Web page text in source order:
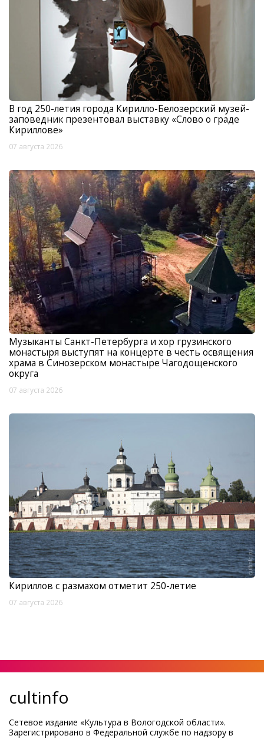
В год 250-летия города Кирилло-Белозерский музей-
заповедник презентовал выставку «Слово о граде
Кириллове»
07 августа 2026
Музыканты Санкт-Петербурга и хор грузинского
монастыря выступят на концерте в честь освящения
храма в Синозерском монастыре Чагодощенского
округа
07 августа 2026
Кириллов с размахом отметит 250-летие
07 августа 2026
cultinfo
Сетевое издание «Культура в Вологодской области».
Зарегистрировано в Федеральной службе по надзору в